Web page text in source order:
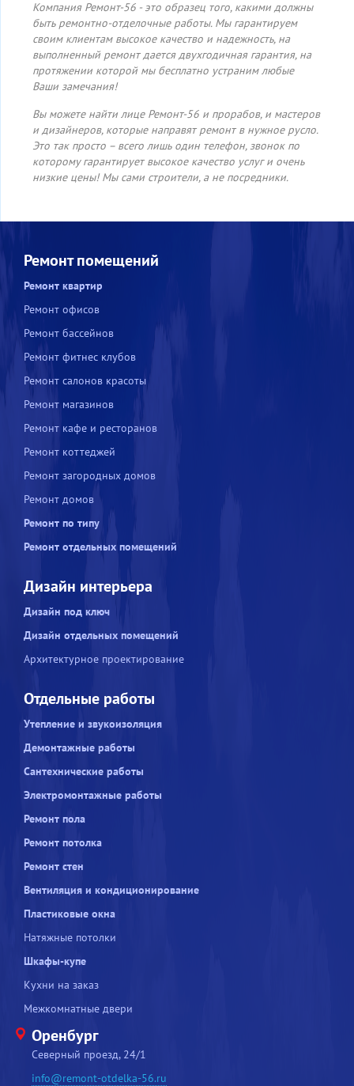
Компания Ремонт-56 - это образец того, какими должны
быть ремонтно-отделочные работы. Мы гарантируем
своим клиентам высокое качество и надежность, на
выполненный ремонт дается двухгодичная гарантия, на
протяжении которой мы бесплатно устраним любые
Ваши замечания!
Вы можете найти лице Ремонт-56 и прорабов, и мастеров
и дизайнеров, которые направят ремонт в нужное русло.
Это так просто – всего лишь один телефон, звонок по
которому гарантирует высокое качество услуг и очень
низкие цены! Мы сами строители, а не посредники.
Ремонт помещений
Ремонт квартир
Ремонт офисов
Ремонт бассейнов
Ремонт фитнес клубов
Ремонт салонов красоты
Ремонт магазинов
Ремонт кафе и ресторанов
Ремонт коттеджей
Ремонт загородных домов
Ремонт домов
Ремонт по типу
Ремонт отдельных помещений
Дизайн интерьера
Дизайн под ключ
Дизайн отдельных помещений
Архитектурное проектирование
Отдельные работы
Утепление и звукоизоляция
Демонтажные работы
Сантехнические работы
Электромонтажные работы
Ремонт пола
Ремонт потолка
Ремонт стен
Вентиляция и кондиционирование
Пластиковые окна
Натяжные потолки
Шкафы-купе
Кухни на заказ
Межкомнатные двери
Оренбург
Северный проезд, 24/1
info@remont-otdelka-56.ru